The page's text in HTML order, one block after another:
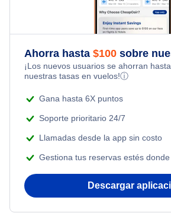
Ahorra hasta $100 sobre
¡Los nuevos usuarios se ahorran hasta
nuestras tasas en vuelos!ⓘ
Gana hasta 6X puntos
Soporte prioritario 24/7
Llamadas desde la app sin costo
Gestiona tus reservas estés
Descargar